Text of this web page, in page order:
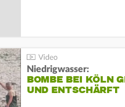
Niedrigwasser:
BOMBE BEI KÖLN
UND ENTSCHÄRFT